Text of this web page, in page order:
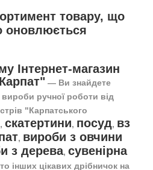
товару, що
оновлюється
Інтернет-магазин
― Ви знайдете
вироби ручної роботи від
"Карпатського
, скатертини, посуд, вз
, вироби з овчини
з дерева, сувенірна
інших цікавих дрібничок на